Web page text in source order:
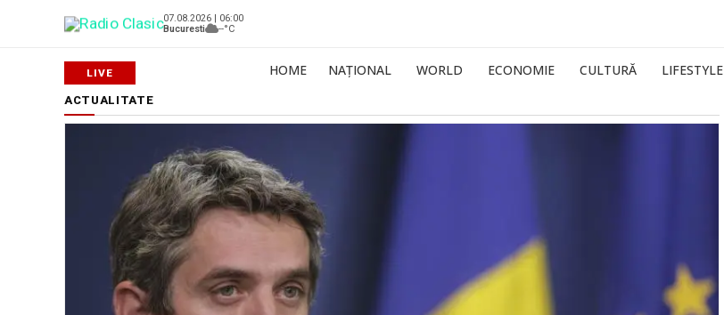
07.08.2026 | 06:00
Bucuresti
--°C
HOME NAȚIONAL WORLD ECONOMIE CULTURĂ LIFESTYLE
ACTUALITATE